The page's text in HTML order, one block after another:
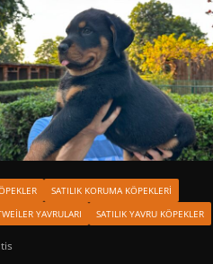
SATILIK KORUMA KÖPEKLERI
YAVRULARI
SATILIK YAVRU KÖPEKLER